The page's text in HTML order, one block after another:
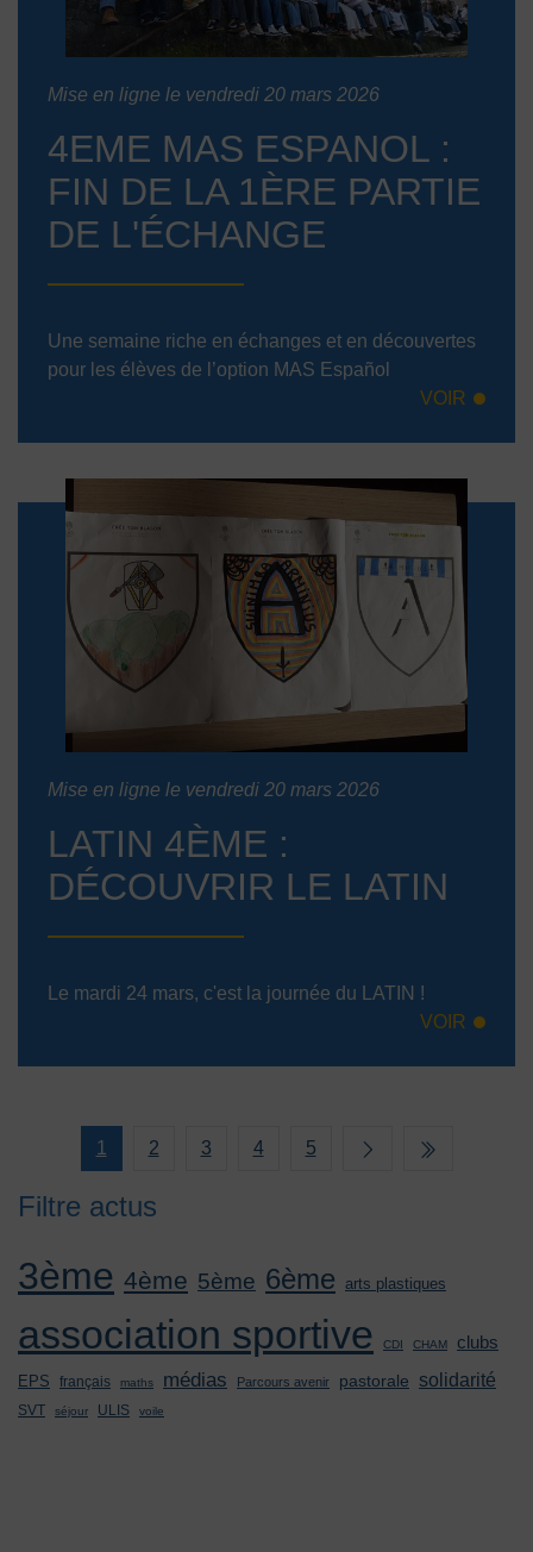
Mise en ligne le vendredi 20 mars 2026
4EME MAS ESPANOL :
FIN DE LA 1ÈRE PARTIE
DE L'ÉCHANGE
Une semaine riche en échanges et en découvertes
pour les élèves de l’option MAS Español
VOIR
Mise en ligne le vendredi 20 mars 2026
LATIN 4ÈME :
DÉCOUVRIR LE LATIN
Le mardi 24 mars, c'est la journée du LATIN !
VOIR
1 2 3 4 5
Filtre actus
3ème 4ème 5ème 6ème arts plastiques
association sportive CDI CHAM clubs
EPS français maths médias Parcours avenir pastorale solidarité
SVT séjour ULIS voile